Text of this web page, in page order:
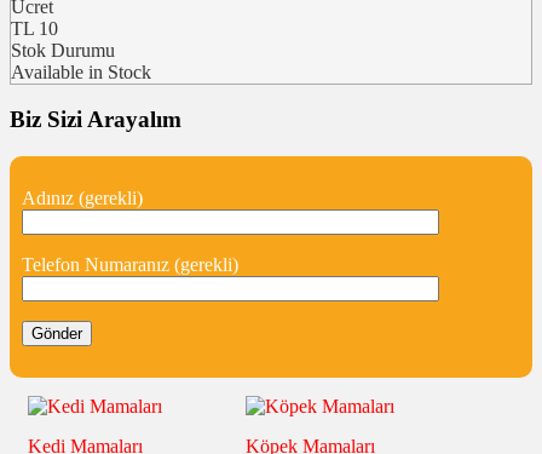
Ücret
TL 10
Stok Durumu
Available in Stock
Biz Sizi Arayalım
Adınız (gerekli)
Telefon Numaranız (gerekli)
Kedi Mamaları Köpek Mamaları